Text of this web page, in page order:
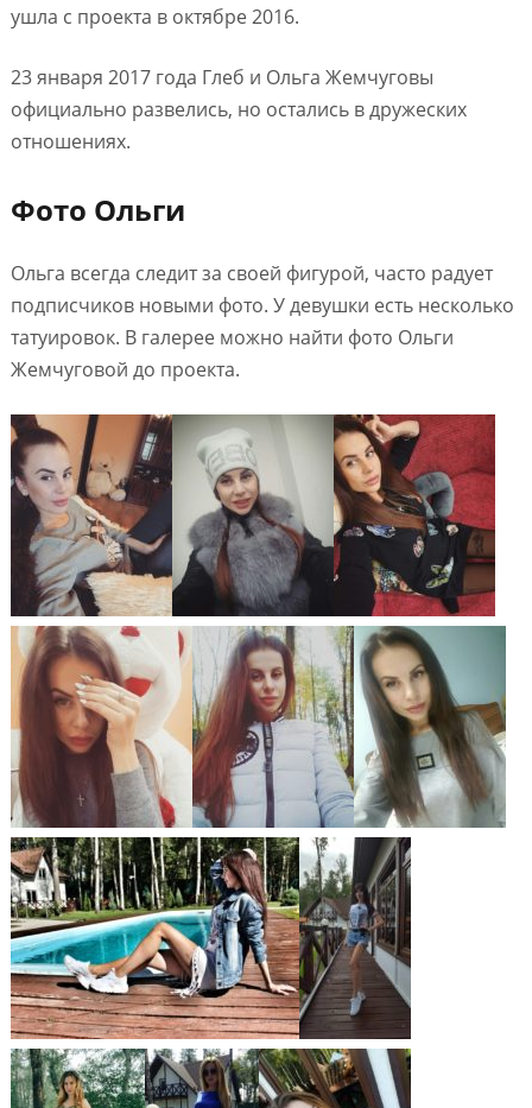
ушла с проекта в октябре 2016.
23 января 2017 года Глеб и Ольга Жемчуговы
официально развелись, но остались в дружеских
отношениях.
Фото Ольги
Ольга всегда следит за своей фигурой, часто радует
подписчиков новыми фото. У девушки есть несколько
татуировок. В галерее можно найти фото Ольги
Жемчуговой до проекта.